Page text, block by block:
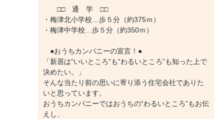
□□ 通 学 □□
・梅津北小学校…歩５分（約375ｍ）
・梅津中学校…歩５分（約350ｍ）
●おうちカンパニーの宣言！●
「新居は“いいところ”も“わるいところ”も知った上で
決めたい。」
そんな当たり前の思いに寄り添う住宅会社でありた
いと思っています。
おうちカンパニーではおうちの“わるいところ”もお伝
えし、